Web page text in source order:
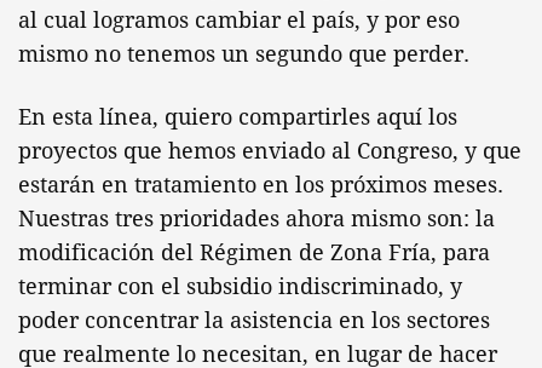
al cual logramos cambiar el país, y por eso
mismo no tenemos un segundo que perder.
En esta línea, quiero compartirles aquí los
proyectos que hemos enviado al Congreso, y que
estarán en tratamiento en los próximos meses.
Nuestras tres prioridades ahora mismo son: la
modificación del Régimen de Zona Fría, para
terminar con el subsidio indiscriminado, y
poder concentrar la asistencia en los sectores
que realmente lo necesitan, en lugar de hacer